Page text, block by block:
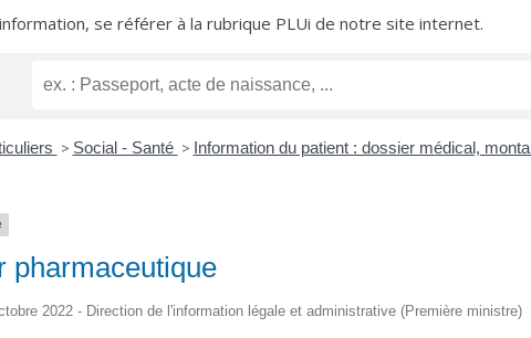
se référer à la rubrique PLUi de notre site internet.
> Social - Santé > Information du patient : dossier médical,
pharmaceutique
2022 - Direction de l'information légale et administrative (Première ministre)